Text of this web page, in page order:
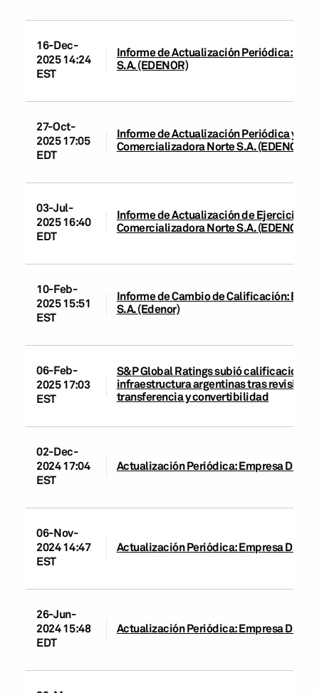
16-Dec-
2025 14:24
EST
Informe de Actualización Periódica:
S.A. (EDENOR)
27-Oct-
2025 17:05
EDT
Informe de Actualización Periódica y
Comercializadora Norte S.A. (EDENOR)
03-Jul-
2025 16:40
EDT
Informe de Actualización de Ejercicio y
Comercializadora Norte S.A. (EDENOR)
10-Feb-
2025 15:51
EST
Informe de Cambio de Calificación:
S.A. (Edenor)
06-Feb-
2025 17:03
EST
S&P Global Ratings subió calificaciones
infraestructura argentinas tras revisión
transferencia y convertibilidad
02-Dec-
2024 17:04
EST
Actualización Periódica: Empresa
06-Nov-
2024 14:47
EST
Actualización Periódica: Empresa
26-Jun-
2024 15:48
EDT
Actualización Periódica: Empresa